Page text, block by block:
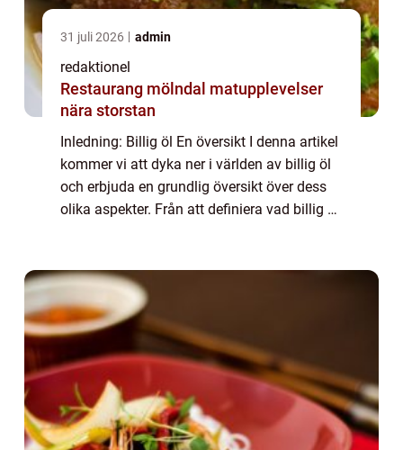
31 juli 2026 admin
redaktionel
Restaurang mölndal matupplevelser
nära storstan
Inledning: Billig öl En översikt I denna artikel
kommer vi att dyka ner i världen av billig öl
och erbjuda en grundlig översikt över dess
olika aspekter. Från att definiera vad billig öl